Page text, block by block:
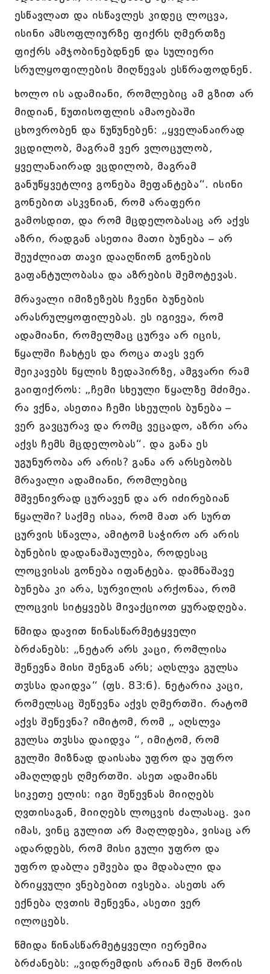
ესწავლათ და ისწავლეს კიდეც ლოცვა,
ისინი ამსოფლიურზე ფიქრს ღმერთზე
ფიქრს ამჯობინებდნენ და სულიერი
სრულყოფილების მიღწევას ესწრაფოდნენ.
ხოლო ის ადამიანი, რომლებიც ამ გზით არ
მიდიან, წუთისოფლის ამაოებაში
ცხოვრობენ და წუწუნებენ: „ყველანაირად
ვცდილობ, მაგრამ ვერ ვლოცულობ,
ყველანაირად ვცდილობ, მაგრამ
განუწყვეტლივ გონება მეფანტება“. ისინი
გონებით ასკვნიან, რომ არაფერი
გამოსდით, და რომ მცდელობასაც არ აქვს
აზრი, რადგან ასეთია მათი ბუნება – არ
შეუძლიათ თავი დააღწიონ გონების
გაფანტულობასა და აზრების შემოტევას.
მრავალი იმიზეზებს ჩვენი ბუნების
არასრულყოფილებას. ეს იგივეა, რომ
ადამიანი, რომელმაც ცურვა არ იცის,
წყალში ჩახტეს და როცა თავს ვერ
შეიკავებს წყლის ზედაპირზე, ამგვარი რამ
გაიფიქროს: „ჩემი სხეული წყალზე მძიმეა.
რა ვქნა, ასეთია ჩემი სხეულის ბუნება –
ვერ გავცურავ და რომც ვეცადო, აზრი არა
აქვს ჩემს მცდელობას“. და განა ეს
უგუნურობა არ არის? განა არ არსებობს
მრავალი ადამიანი, რომლებიც
მშვენივრად ცურავენ და არ იძირებიან
წყალში? საქმე ისაა, რომ მათ არ სურთ
ცურვის სწავლა, ამიტომ საჭირო არ არის
ბუნების დადანაშაულება, როდესაც
ლოცვისას გონება იფანტება. დამნაშავე
ბუნება კი არა, სურვილის არქონაა, რომ
ლოცვის სიტყვებს მივაქციოთ ყურადღება.
წმიდა დავით წინასწარმეტყველი
ბრძანებს: „ნეტარ არს კაცი, რომლისა
შეწევნა მისი შენგან არს; აღსლვა გულსა
თჳსსა დაიდვა“ (ფს. 83:6). ნეტარია კაცი,
რომელსაც შეწევნა აქვს ღმერთში. რატომ
აქვს შეწევნა? იმიტომ, რომ „ აღსლვა
გულსა თჳსსა დაიდვა “, იმიტომ, რომ
გულში მიზნად დაისახა უფრო და უფრო
ამაღლდეს ღმერთში. ასეთ ადამიანს
სიკეთე ელის: იგი შეწევნას მიიღებს
ღვთისაგან, მიიღებს ლოცვის ძალასაც. ვაი
იმას, ვინც გულით არ მაღლდება, ვისაც არ
ადარდებს, რომ მისი გული უფრო და
უფრო დაბლა ეშვება და მდაბალი და
ბრიყვული ვნებებით ივსება. ასეთს არ
ექნება ღვთის შეწევნა, ასეთი ვერ
ილოცებს.
წმიდა წინასწარმეტყველი იერემია
ბრძანებს: „ვიდრემდის არიან შენ შორის